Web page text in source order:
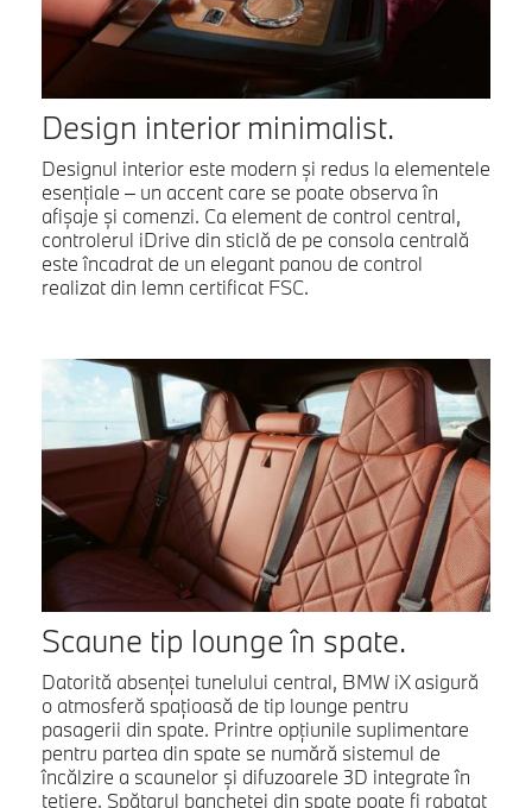
Design interior minimalist.
Designul interior este modern şi redus la elementele
esenţiale – un accent care se poate observa în
afişaje şi comenzi. Ca element de control central,
controlerul iDrive din sticlă de pe consola centrală
este încadrat de un elegant panou de control
realizat din lemn certificat FSC.
Scaune tip lounge în spate.
Datorită absenţei tunelului central, BMW iX asigură
o atmosferă spaţioasă de tip lounge pentru
pasagerii din spate. Printre opţiunile suplimentare
pentru partea din spate se numără sistemul de
încălzire a scaunelor şi difuzoarele 3D integrate în
tetiere. Spătarul banchetei din spate poate fi rabatat